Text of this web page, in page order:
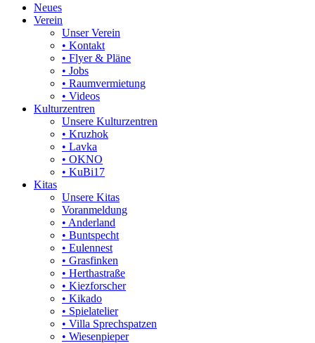
Neues
Verein
Unser Verein
• Kontakt
• Flyer & Pläne
• Jobs
• Raumvermietung
• Videos
Kulturzentren
Unsere Kulturzentren
• Kruzhok
• Lavka
• OKNO
• KuBi17
Kitas
Unsere Kitas
Voranmeldung
• Anderland
• Buntspecht
• Eulennest
• Grasfinken
• Herthastraße
• Kiezforscher
• Kikado
• Spielatelier
• Villa Sprechspatzen
• Wiesenpieper